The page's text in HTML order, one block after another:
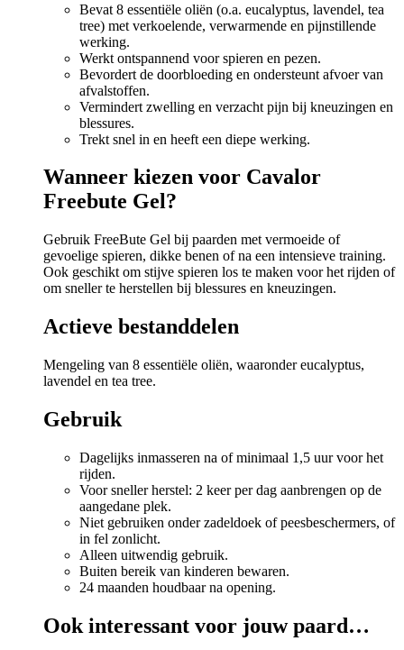
Bevat 8 essentiële oliën (o.a. eucalyptus, lavendel, tea
tree) met verkoelende, verwarmende en pijnstillende
werking.
Werkt ontspannend voor spieren en pezen.
Bevordert de doorbloeding en ondersteunt afvoer van
afvalstoffen.
Vermindert zwelling en verzacht pijn bij kneuzingen en
blessures.
Trekt snel in en heeft een diepe werking.
Wanneer kiezen voor Cavalor
Freebute Gel?
Gebruik FreeBute Gel bij paarden met vermoeide of
gevoelige spieren, dikke benen of na een intensieve training.
Ook geschikt om stijve spieren los te maken voor het rijden of
om sneller te herstellen bij blessures en kneuzingen.
Actieve bestanddelen
Mengeling van 8 essentiële oliën, waaronder eucalyptus,
lavendel en tea tree.
Gebruik
Dagelijks inmasseren na of minimaal 1,5 uur voor het
rijden.
Voor sneller herstel: 2 keer per dag aanbrengen op de
aangedane plek.
Niet gebruiken onder zadeldoek of peesbeschermers, of
in fel zonlicht.
Alleen uitwendig gebruik.
Buiten bereik van kinderen bewaren.
24 maanden houdbaar na opening.
Ook interessant voor jouw paard…